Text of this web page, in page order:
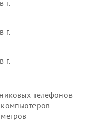
телефонов
г.
г.
г.
г.